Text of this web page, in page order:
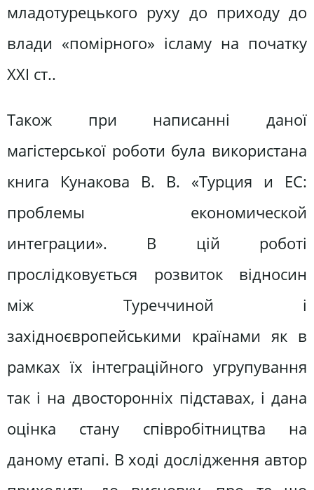
младотурецького руху до приходу до
влади «помірного» ісламу на початку
ХХІ ст..
Також при написанні даної
магістерської роботи була використана
книга Кунакова В. В. «Турция и ЕС:
проблемы економической
интеграции». В цій роботі
прослідковується розвиток відносин
між Туреччиной і
західноєвропейськими країнами як в
рамках їх інтеграційного угрупування
так і на двосторонніх підставах, і дана
оцінка стану співробітництва на
даному етапі. В ході дослідження автор